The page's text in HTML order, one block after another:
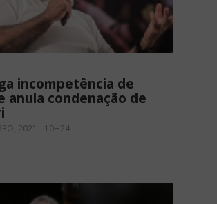
incompetência de
anula condenação de
2021 - 10H24